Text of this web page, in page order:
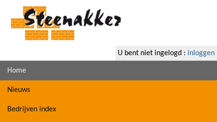
U bent niet ingelogd : inloggen
Home
Nieuws
Bedrijven index